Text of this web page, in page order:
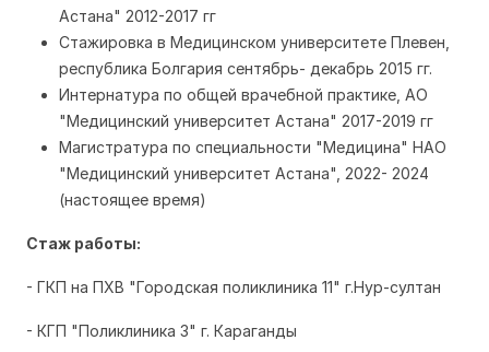
Астана" 2012-2017 гг
Стажировка в Медицинском университете Плевен,
республика Болгария сентябрь- декабрь 2015 гг.
Интернатура по общей врачебной практике, АО
"Медицинский университет Астана" 2017-2019 гг
Магистратура по специальности "Медицина" НАО
"Медицинский университет Астана", 2022- 2024
(настоящее время)
Стаж работы:
- ГКП на ПХВ "Городская поликлиника 11" г.Нур-султан
- КГП "Поликлиника 3" г. Караганды